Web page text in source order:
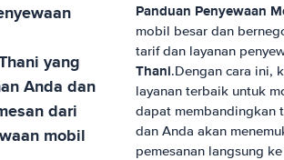
yang
Anda dan
dari
mobil
Panduan Penyewaan
mobil besar dan
tarif dan layanan
Thani.Dengan cara ini,
layanan terbaik untuk
dapat membandingkan
dan Anda akan
pemesanan langsung